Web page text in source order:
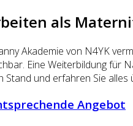
als
Akademie von N4YK
Eine Weiterbildung für
Stand und erfahren Sie
Angebot